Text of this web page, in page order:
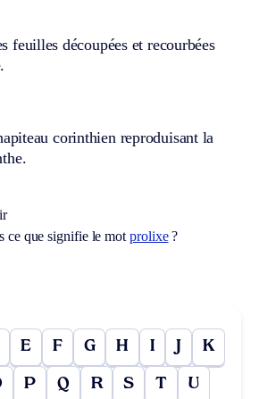
feuilles découpées et recourbées
corinthien reproduisant la
ce que signifie le mot prolixe?
E F G H I J K
P Q R S T U